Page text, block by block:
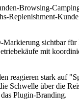
Browsing-
Replenishment-
sichtbar
mit
reagieren stark auf
über die
Plugin-Branding.